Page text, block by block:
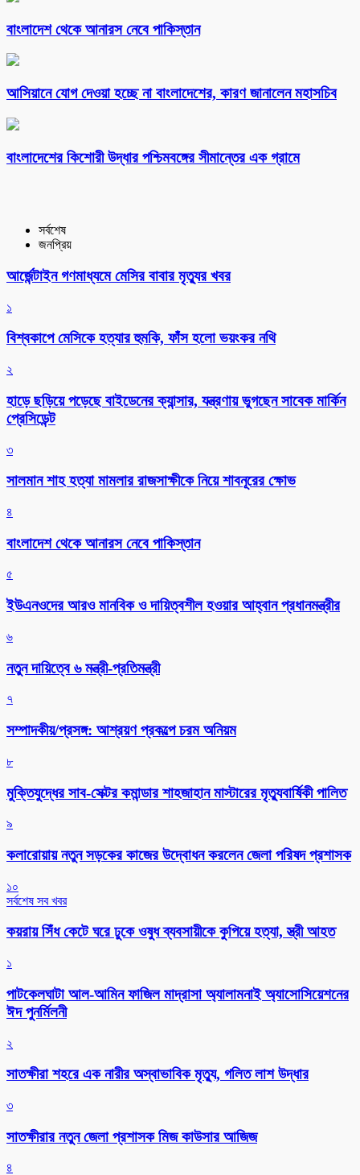
বাংলাদেশ থেকে আনারস নেবে পাকিস্তান
আসিয়ানে যোগ দেওয়া হচ্ছে না বাংলাদেশের, কারণ জানালেন মহাসচিব
বাংলাদেশের কিশোরী উদ্ধার পশ্চিমবঙ্গের সীমান্তের এক গ্রামে
সর্বশেষ
জনপ্রিয়
আর্জেন্টাইন গণমাধ্যমে মেসির বাবার মৃত্যুর খবর
১
বিশ্বকাপে মেসিকে হত্যার হুমকি, ফাঁস হলো ভয়ংকর নথি
২
হাড়ে ছড়িয়ে পড়েছে বাইডেনের ক্যান্সার, যন্ত্রণায় ভুগছেন সাবেক মার্কিন
প্রেসিডেন্ট
৩
সালমান শাহ হত্যা মামলার রাজসাক্ষীকে নিয়ে শাবনূরের ক্ষোভ
৪
বাংলাদেশ থেকে আনারস নেবে পাকিস্তান
৫
ইউএনওদের আরও মানবিক ও দায়িত্বশীল হওয়ার আহ্বান প্রধানমন্ত্রীর
৬
নতুন দায়িত্বে ৬ মন্ত্রী-প্রতিমন্ত্রী
৭
সম্পাদকীয়/প্রসঙ্গ: আশ্রয়ণ প্রকল্পে চরম অনিয়ম
৮
মুক্তিযুদ্ধের সাব-সেক্টর কমান্ডার শাহজাহান মাস্টারের মৃত্যুবার্ষিকী পালিত
৯
কলারোয়ায় নতুন সড়কের কাজের উদ্বোধন করলেন জেলা পরিষদ প্রশাসক
১০
সর্বশেষ সব খবর
কয়রায় সিঁধ কেটে ঘরে ঢুকে ওষুধ ব্যবসায়ীকে কুপিয়ে হত্যা, স্ত্রী আহত
১
পাটকেলঘাটা আল-আমিন ফাজিল মাদ্রাসা অ্যালামনাই অ্যাসোসিয়েশনের
ঈদ পুনর্মিলনী
২
সাতক্ষীরা শহরে এক নারীর অস্বাভাবিক মৃত্যু, গলিত লাশ উদ্ধার
৩
সাতক্ষীরার নতুন জেলা প্রশাসক মিজ কাউসার আজিজ
৪